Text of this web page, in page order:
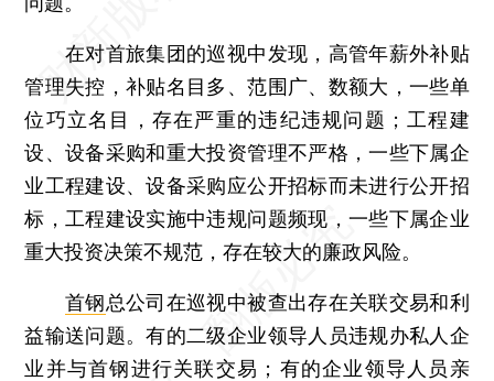
在对首旅集团的巡视中发现，高管年薪外补贴
管理失控，补贴名目多、范围广、数额大，一些单
位巧立名目，存在严重的违纪违规问题；工程建
设、设备采购和重大投资管理不严格，一些下属企
业工程建设、设备采购应公开招标而未进行公开招
标，工程建设实施中违规问题频现，一些下属企业
重大投资决策不规范，存在较大的廉政风险。
首钢总公司在巡视中被查出存在关联交易和利
益输送问题。有的二级企业领导人员违规办私人企
业并与首钢进行关联交易；有的企业领导人员亲